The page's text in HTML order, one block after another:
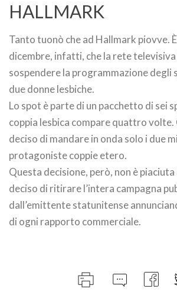
HALLMARK
Tanto tuonò che ad Hallmark piovve.
dicembre, infatti, che la rete televisiva
sospendere la programmazione degli
due donne lesbiche.
Lo spot è parte di un pacchetto di sei
coppia lesbica compare quattro volte.
deciso di mandare in onda solo i due
protagoniste coppie etero.
Questa decisione, però, non è piaciuta
deciso di ritirare l’intera campagna
dall’emittente statunitense
di ogni rapporto commerciale.